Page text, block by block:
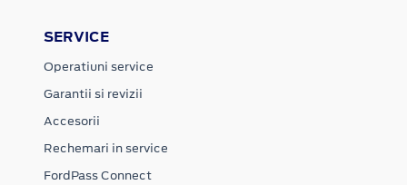
SERVICE
Operatiuni service
Garantii si revizii
Accesorii
Rechemari in service
FordPass Connect